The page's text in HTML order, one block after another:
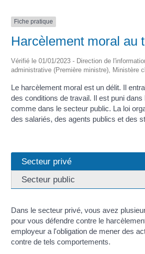
Fiche pratique
Harcèlement moral au
Vérifié le 01/01/2023 - Direction de
administrative (Première ministre), Ministère
Le harcèlement moral est un délit. Il
des conditions de travail. Il est puni
comme dans le secteur public. La loi
des salariés, des agents publics et des
Secteur privé
Secteur public
Dans le secteur privé, vous avez
pour vous défendre contre le
employeur a l'obligation de mener des
contre de tels comportements.